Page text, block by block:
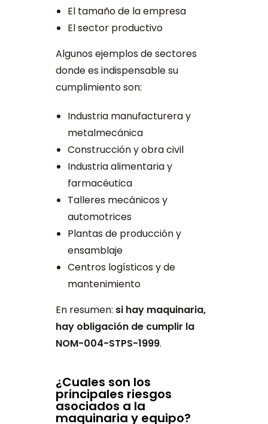
El tamaño de la empresa
El sector productivo
Algunos ejemplos de sectores
donde es indispensable su
cumplimiento son:
Industria manufacturera y
metalmecánica
Construcción y obra civil
Industria alimentaria y
farmacéutica
Talleres mecánicos y
automotrices
Plantas de producción y
ensamblaje
Centros logísticos y de
mantenimiento
En resumen: si hay maquinaria,
hay obligación de cumplir la
NOM-004-STPS-1999.
¿Cuales son los
principales riesgos
asociados a la
maquinaria y equipo?